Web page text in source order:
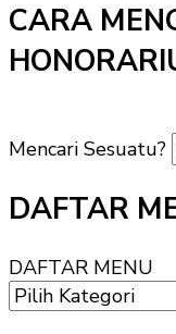
CARA
Mencari Sesuatu?
DAFTAR
DAFTAR MENU